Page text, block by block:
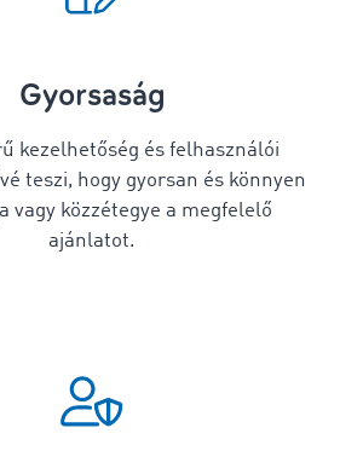
Gyorsaság
kezelhetőség és felhasználói
teszi, hogy gyorsan és könnyen
vagy közzétegye a megfelelő
ajánlatot.